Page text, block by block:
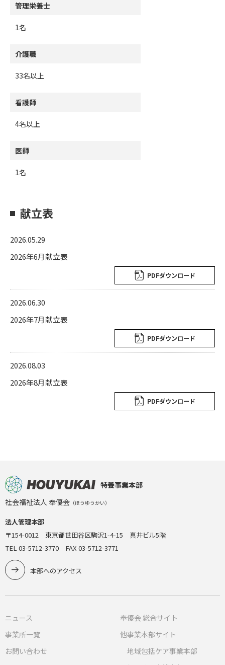
管理栄養士
1名
介護職
33名以上
看護師
4名以上
医師
1名
献立表
2026.05.29
2026年6月献立表
PDFダウンロード
2026.06.30
2026年7月献立表
PDFダウンロード
2026.08.03
2026年8月献立表
PDFダウンロード
特養事業本部
社会福祉法人 奉優会 （ほうゆうかい）
法人管理本部
〒154-0012 東京都世田谷区駒沢1-4-15 真井ビル5階
TEL 03-5712-3770 FAX 03-5712-3771
本部へのアクセス
ニュース
事業所一覧
お問い合わせ
奉優会 総合サイト
他事業本部サイト
地域包括ケア事業本部